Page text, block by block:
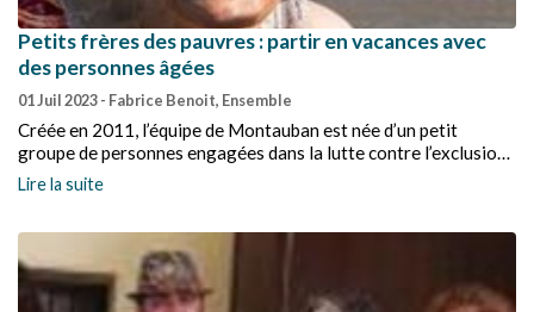
Petits frères des pauvres : partir en vacances avec
des personnes âgées
01 Juil 2023- Fabrice Benoit, Ensemble
Créée en 2011, l’équipe de Montauban est née d’un petit
groupe de personnes engagées dans la lutte contre l’exclusion
de personnes âgées souffrant de solitude et de précarité.
Lire la suite